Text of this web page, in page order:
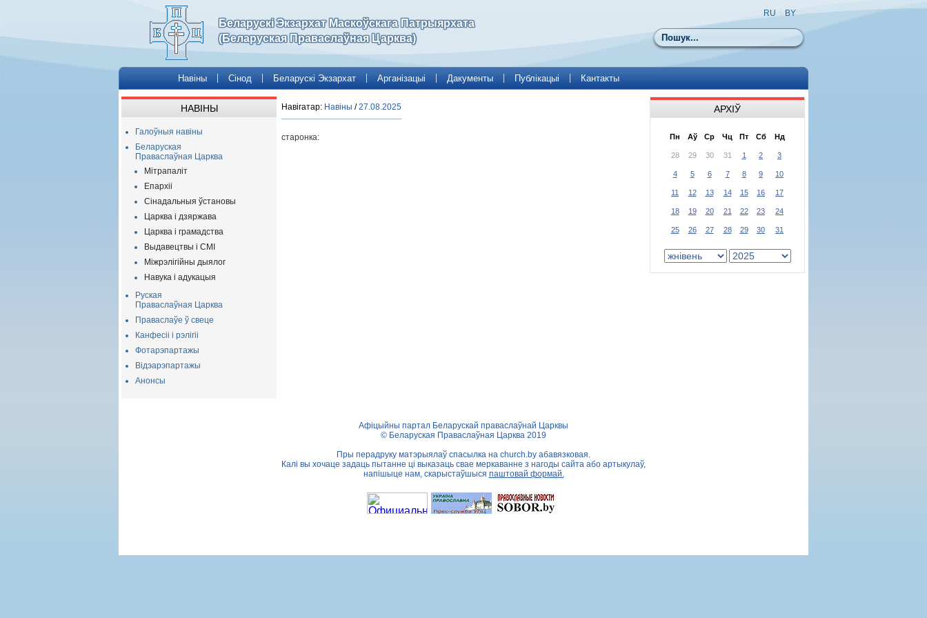
Беларускі Экзархат Маскоўскага Патрыярхата
(Беларуская Праваслаўная Царква)
Пошук
RU BY
Навіны Сінод Беларускі Экзархат Арганізацыі Дакументы Публікацыі Кантакты
НАВІНЫ
Галоўныя навіны
Беларуская
Праваслаўная Царква
Мітрапаліт
Епархіі
Сінадальныя ўстановы
Царква і дзяржава
Царква і грамадства
Выдавецтвы і СМІ
Міжрэлігійны дыялог
Навука і адукацыя
Руская
Праваслаўная Царква
Праваслаўе ў свеце
Канфесіі і рэлігіі
Фотарэпартажы
Відэарэпартажы
Анонсы
Навігатар: Навіны /27.08.2025
старонка:
АРХІЎ
Пн Аў Ср Чц Пт Сб Нд
28 29 30 31 1 2 3
4 5 6 7 8 9 10
11 12 13 14 15 16 17
18 19 20 21 22 23 24
25 26 27 28 29 30 31
Афіцыйны партал Беларускай праваслаўнай Царквы
© Беларуская Праваслаўная Царква 2019
Пры перадруку матэрыялаў спасылка на church.by абавязковая.
Калі вы хочаце задаць пытанне ці выказаць свае меркаванне з нагоды сайта або артыкулаў,
напішыце нам, скарыстаўшыся паштовай формай.